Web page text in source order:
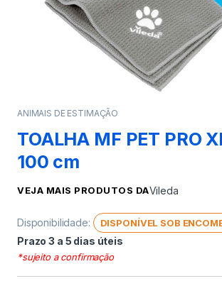
ANIMAIS DE ESTIMAÇÃO
TOALHA MF PET PRO
100 cm
VEJA MAIS PRODUTOS DAVileda
Disponibilidade: DISPONÍVEL SOB
Prazo 3 a 5 dias úteis
*sujeito a confirmação